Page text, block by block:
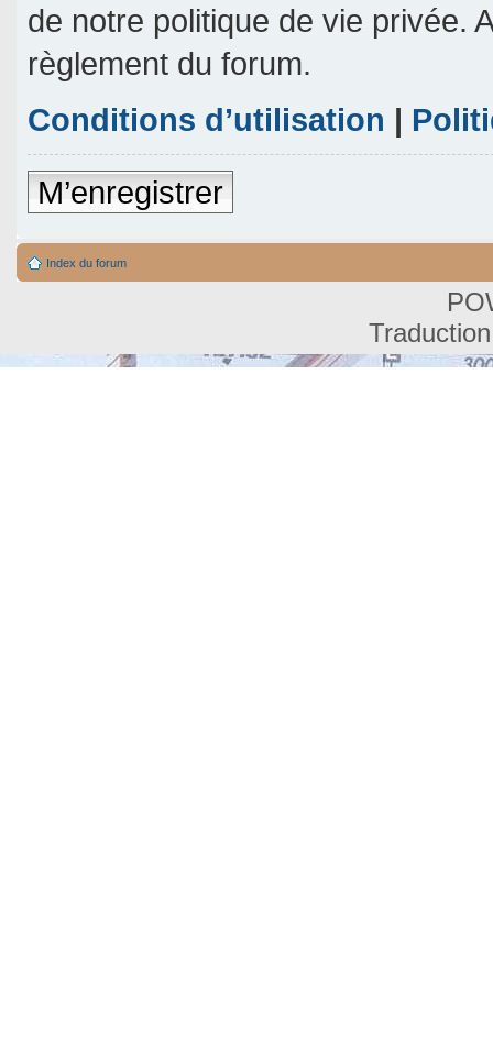
de notre politique de vie privée.
règlement du forum.
Conditions d’utilisation |
M’enregistrer
Index du forum